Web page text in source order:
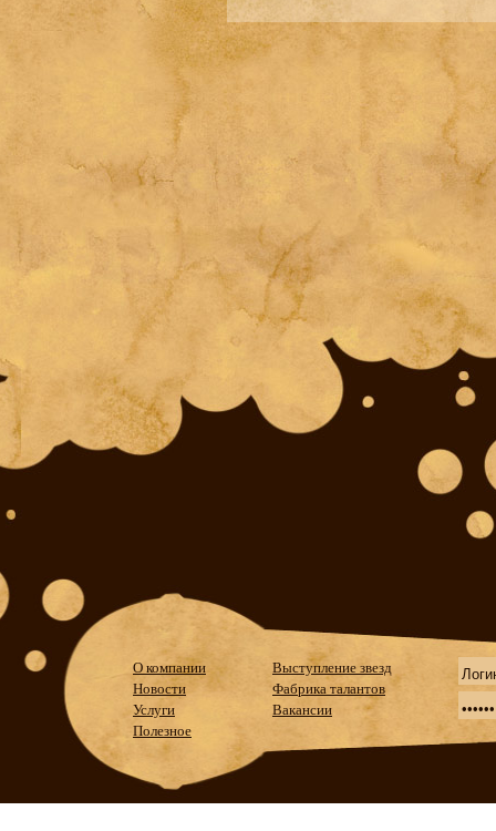
О компании
Новости
Услуги
Полезное
Выступление звезд
Фабрика талантов
Вакансии